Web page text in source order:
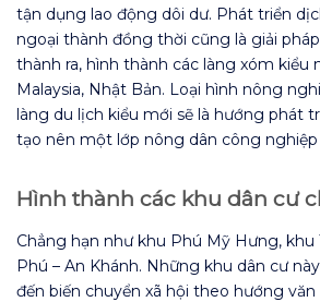
tận dụng lao động dôi dư. Phát triển
ngoại thành đồng thời cũng là giải
thành ra, hình thành các làng xóm kiểu
Malaysia, Nhật Bản. Loại hình nông
làng du lịch kiểu mới sẽ là hướng phát
tạo nên một lớp nông dân công nghiệp
Hình thành các khu dân cư
Chẳng hạn như khu Phú Mỹ Hưng, khu
Phú – An Khánh. Những khu dân cư
đến biến chuyển xã hội theo hướng